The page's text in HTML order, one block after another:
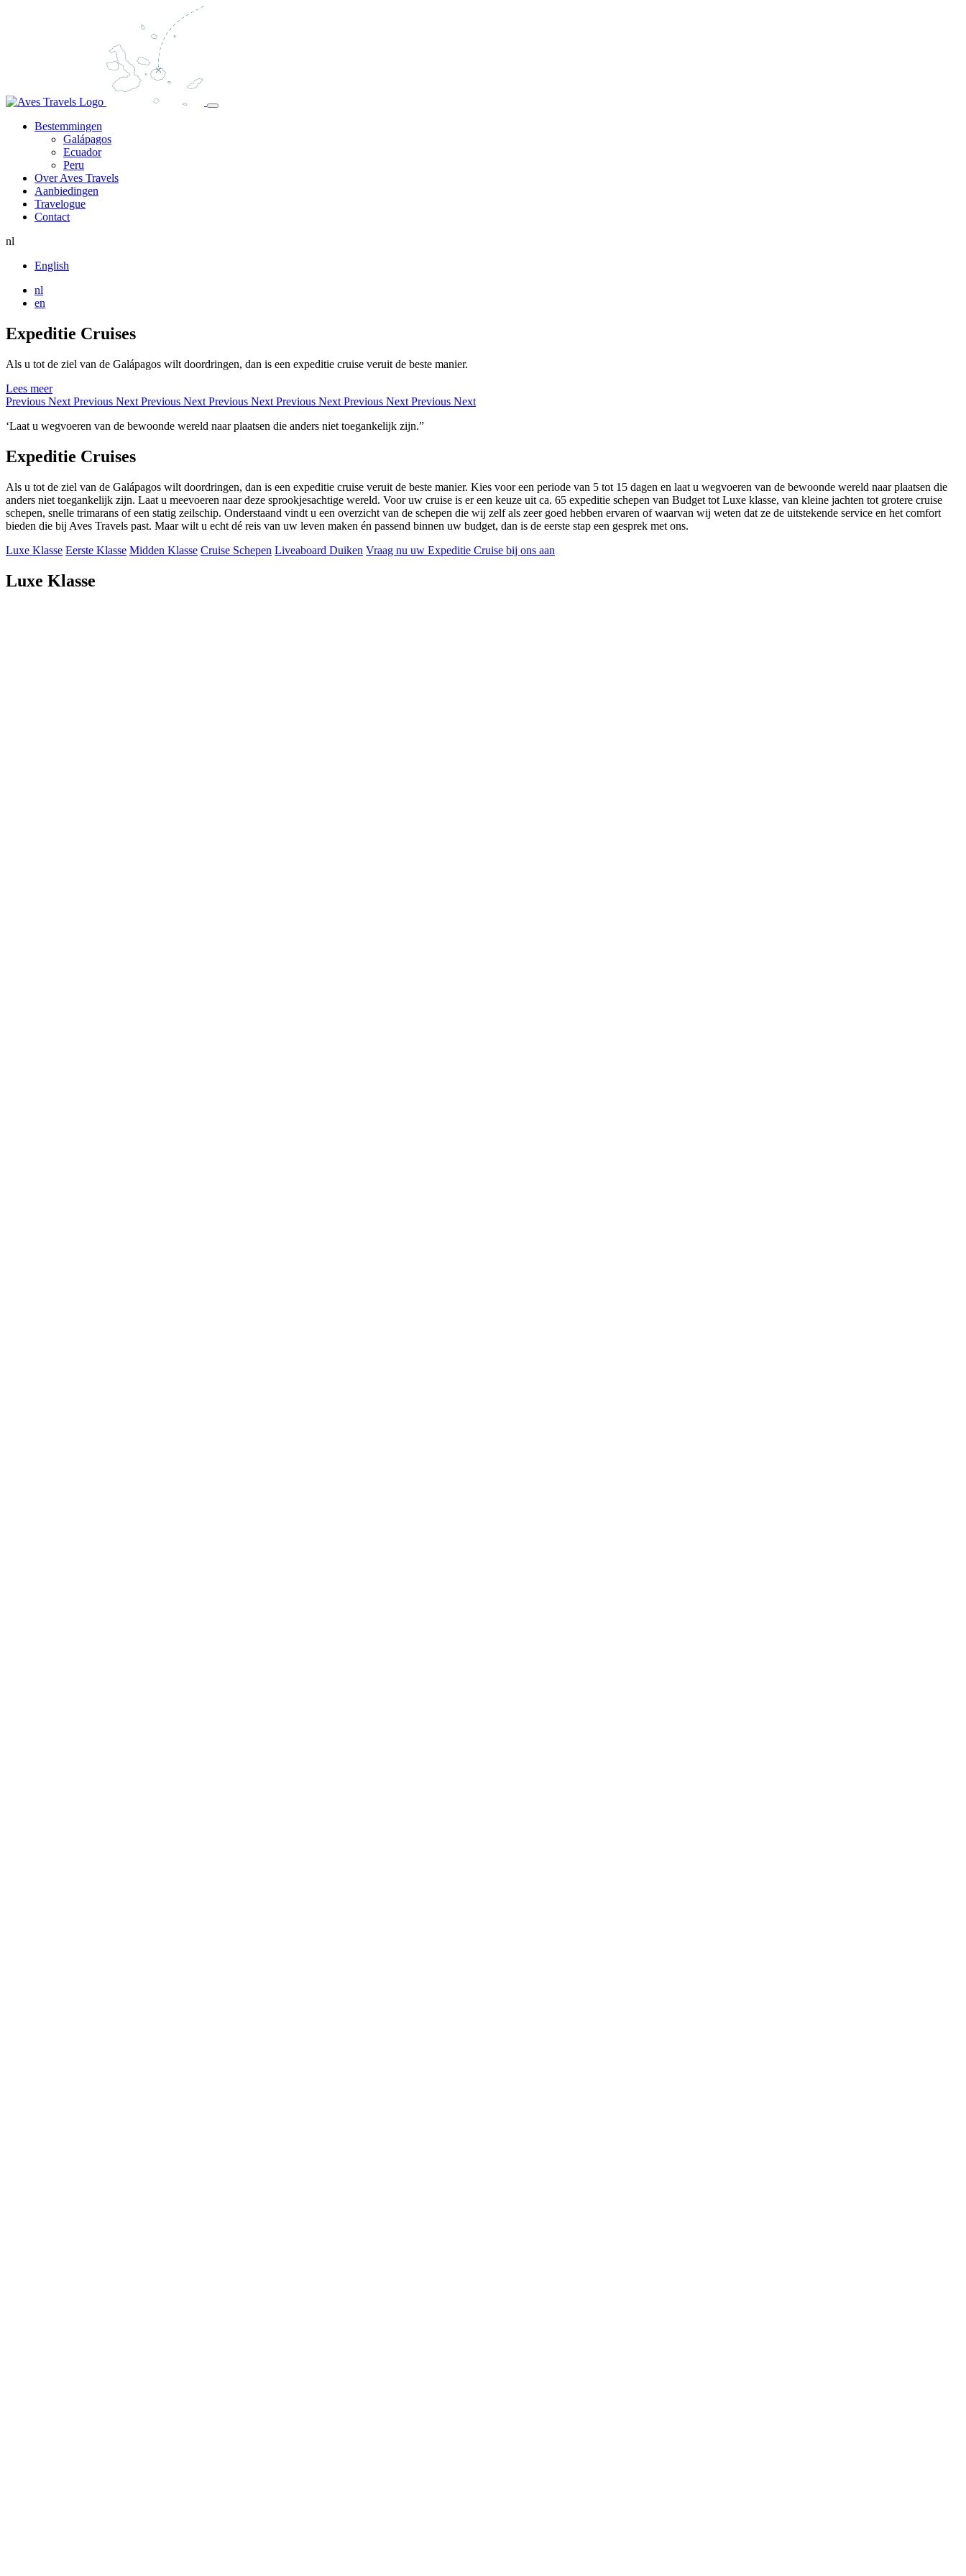
Bestemmingen
Galápagos
Ecuador
Peru
Over Aves Travels
Aanbiedingen
Travelogue
Contact
nl
English
nl
en
Expeditie Cruises
Als u tot de ziel van de Galápagos wilt doordringen, dan is een expeditie cruise veruit de beste manier.
Lees meer
Previous Next Previous Next Previous Next Previous Next Previous Next Previous Next Previous Next
‘Laat u wegvoeren van de bewoonde wereld naar plaatsen die anders niet toegankelijk zijn.”
Expeditie Cruises
Als u tot de ziel van de Galápagos wilt doordringen, dan is een expeditie cruise veruit de beste manier. Kies voor een periode van 5 tot 15 dagen en laat u wegvoeren van de bewoonde wereld naar plaatsen die
anders niet toegankelijk zijn. Laat u meevoeren naar deze sprookjesachtige wereld. Voor uw cruise is er een keuze uit ca. 65 expeditie schepen van Budget tot Luxe klasse, van kleine jachten tot grotere cruise
schepen, snelle trimarans of een statig zeilschip. Onderstaand vindt u een overzicht van de schepen die wij zelf als zeer goed hebben ervaren of waarvan wij weten dat ze de uitstekende service en het comfort
bieden die bij Aves Travels past. Maar wilt u echt dé reis van uw leven maken én passend binnen uw budget, dan is de eerste stap een gesprek met ons.
Luxe Klasse Eerste Klasse Midden Klasse Cruise Schepen Liveaboard Duiken Vraag nu uw Expeditie Cruise bij ons aan
Luxe Klasse